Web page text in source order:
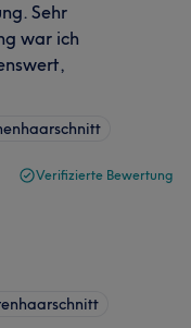
Sehr
war ich
Verifizierte Bewertung